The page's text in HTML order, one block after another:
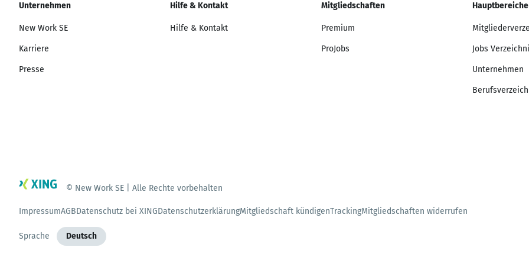
Unternehmen
New Work SE
Karriere
Presse
Hilfe & Kontakt
Hilfe & Kontakt
Mitgliedschaften
Premium
ProJobs
Hauptbereiche
Jobs
Unternehmen
© New Work SE | Alle Rechte vorbehalten
ImpressumAGBDatenschutz bei XINGDatenschutzerklärungMitgliedschaft kündigenTrackingMitgliedschaften widerrufen
Sprache Deutsch